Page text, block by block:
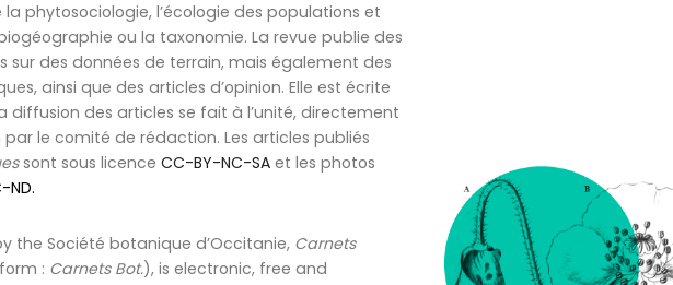
phytosociologie, l’écologie des populations et
ou la taxonomie. La revue publie des
sur des données de terrain, mais également des
ainsi que des articles d’opinion. Elle est écrite
diffusion des articles se fait à l’unité, directement
le comité de rédaction. Les articles publiés
sont sous licence CC-BY-NC-SA et les photos
ND.
the Société botanique d’Occitanie, Carnets
: Carnets Bot.), is electronic, free and